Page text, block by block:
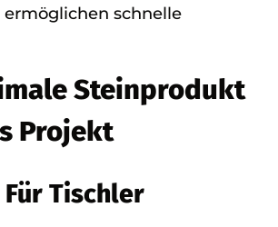
schnelle
Steinprodukt
Projekt
Für Tischler